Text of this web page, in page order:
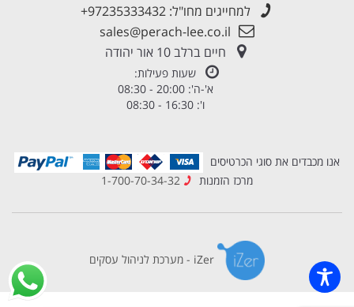
למחייגים מחו"ל:+97235333432
sales@perach-lee.co.il
חיים ברלב 10 אור יהודה
שעות פעילות:
א'-ה': 20:00 - 08:30
ו': 16:30 - 08:30
אנו מכבדים את סוגי הכרטיסים
מרכז הזמנות
iZer - מערכת לניהול עסקים